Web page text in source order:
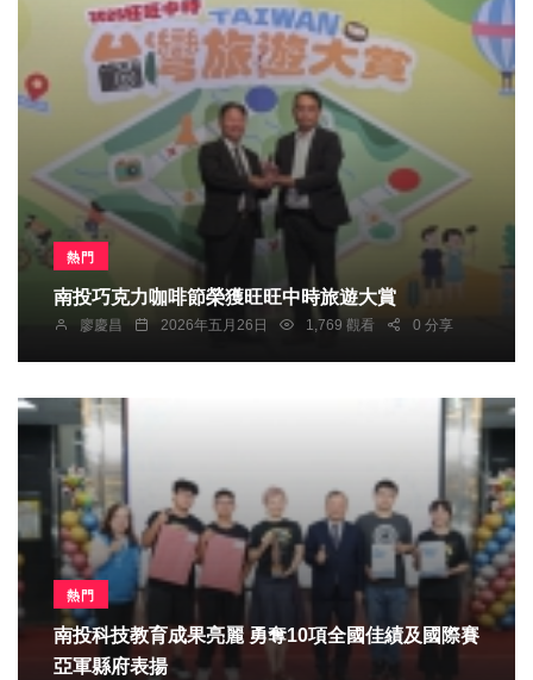
熱門
南投巧克力咖啡節榮獲旺旺中時旅遊大賞
廖慶昌 2026年五月26日 1,769 觀看 0 分享
熱門
南投科技教育成果亮麗 勇奪10項全國佳績及國際賽
亞軍縣府表揚